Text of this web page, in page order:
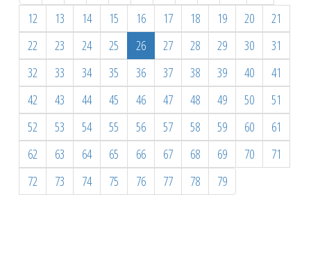
12
13 14 15 16 17 18 19 20
21
22
23 24 25 26 27 28 29 30
31
32
33 34 35 36 37 38 39 40
41
42
43 44 45 46 47 48 49 50
51
52
53 54 55 56 57 58 59 60
61
62
63 64 65 66 67 68 69 70
71
72
73 74 75 76 77 78 79